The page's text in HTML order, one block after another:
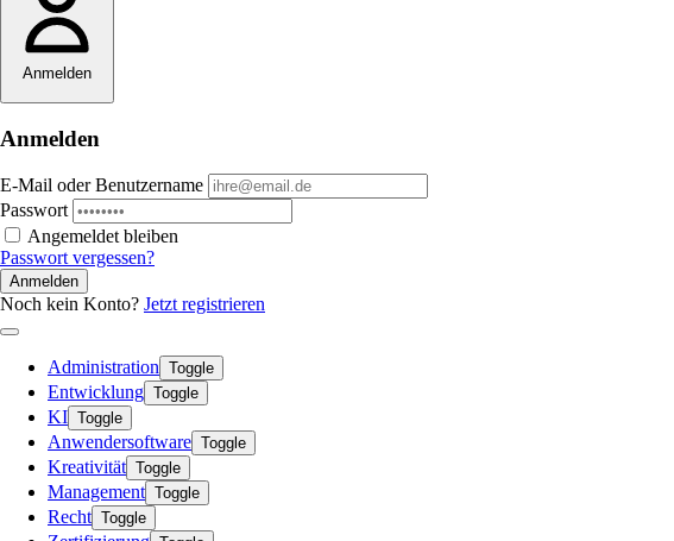
Anmelden
Anmelden
E-Mail oder Benutzername
Passwort
Angemeldet bleiben
Passwort vergessen?
Anmelden
Noch kein Konto? Jetzt registrieren
Administration Toggle
Entwicklung Toggle
KI Toggle
Anwendersoftware Toggle
Kreativität Toggle
Management Toggle
Recht Toggle